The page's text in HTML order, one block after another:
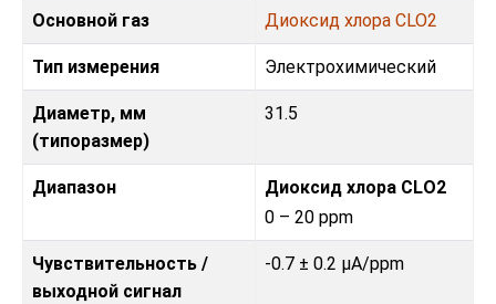
Основной газ Диоксид хлора CLO2
Тип измерения Электрохимический
Диаметр, мм
(типоразмер)
31.5
Диапазон
Диоксид хлора CLO2
0 – 20 ppm
Чувствительность /
выходной сигнал
-0.7 ± 0.2 μA/ppm